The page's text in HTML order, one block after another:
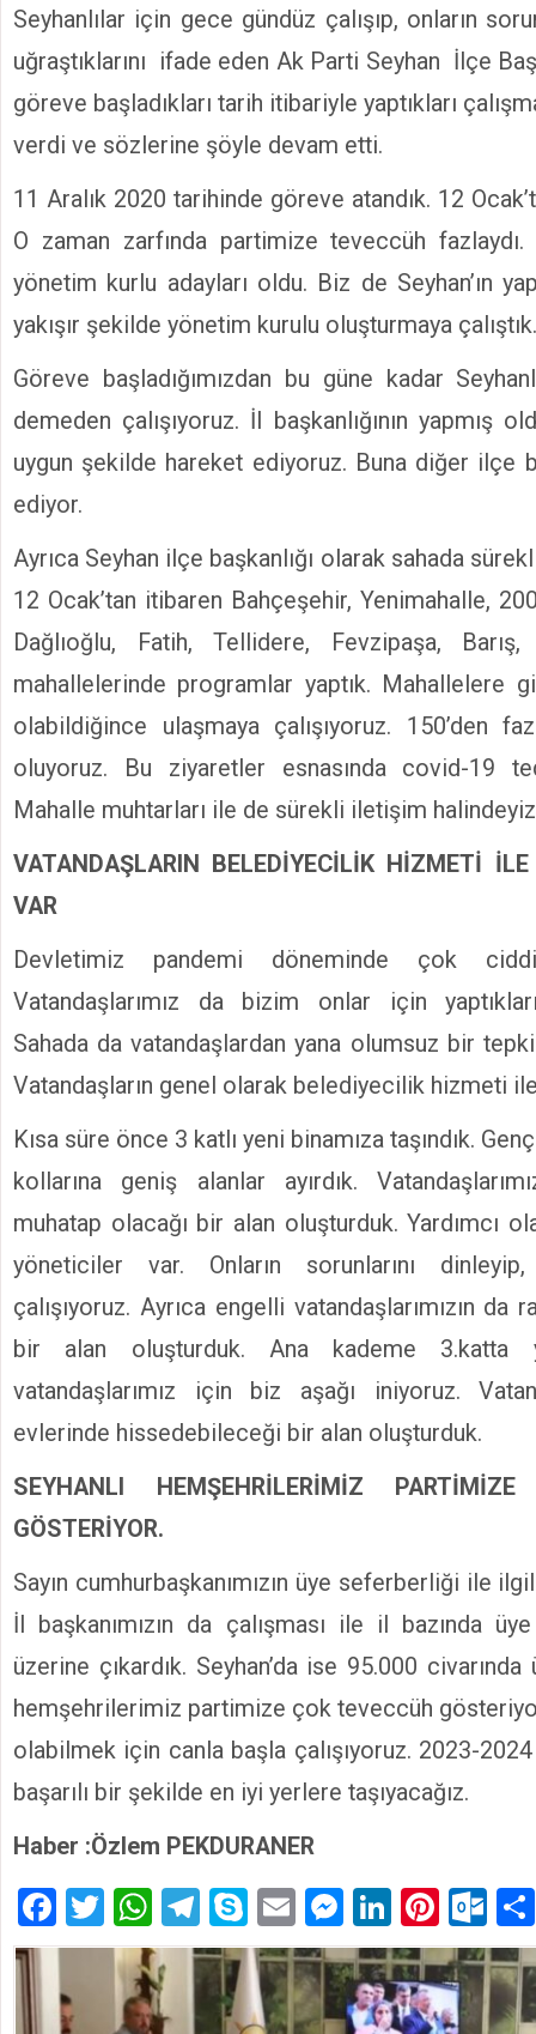
Seyhanlılar için gece gündüz çalışıp, onların
uğraştıklarını ifade eden Ak Parti Seyhan İlçe
göreve başladıkları tarih itibariyle yaptıkları
verdi ve sözlerine şöyle devam etti.
11 Aralık 2020 tarihinde göreve atandık. 12
O zaman zarfında partimize teveccüh
yönetim kurlu adayları oldu. Biz de Seyhan’ın
yakışır şekilde yönetim kurulu oluşturmaya çalıştık.
Göreve başladığımızdan bu güne kadar
demeden çalışıyoruz. İl başkanlığının yapmış
uygun şekilde hareket ediyoruz. Buna diğer ilçe
ediyor.
Ayrıca Seyhan ilçe başkanlığı olarak sahada
12 Ocak’tan itibaren Bahçeşehir, Yenimahalle,
Dağlıoğlu, Fatih, Tellidere, Fevzipaşa, Barış,
mahallelerinde programlar yaptık. Mahallelere
olabildiğince ulaşmaya çalışıyoruz. 150’den
oluyoruz. Bu ziyaretler esnasında covid-19
Mahalle muhtarları ile de sürekli iletişim
VATANDAŞLARIN BELEDİYECİLİK HİZMETİ
VAR
Devletimiz pandemi döneminde çok
Vatandaşlarımız da bizim onlar için
Sahada da vatandaşlardan yana olumsuz bir
Vatandaşların genel olarak belediyecilik hizmeti ile
Kısa süre önce 3 katlı yeni binamıza taşındık.
kollarına geniş alanlar ayırdık.
muhatap olacağı bir alan oluşturduk. Yardımcı
yöneticiler var. Onların sorunlarını
çalışıyoruz. Ayrıca engelli vatandaşlarımızın da
bir alan oluşturduk. Ana kademe 3.katta
vatandaşlarımız için biz aşağı iniyoruz.
evlerinde hissedebileceği bir alan oluşturduk.
SEYHANLI HEMŞEHRİLERİMİZ
GÖSTERİYOR.
Sayın cumhurbaşkanımızın üye seferberliği ile
İl başkanımızın da çalışması ile il bazında
üzerine çıkardık. Seyhan’da ise 95.000 civarında
hemşehrilerimiz partimize çok teveccüh
olabilmek için canla başla çalışıyoruz. 2023-2024
başarılı bir şekilde en iyi yerlere taşıyacağız.
Haber :Özlem PEKDURANER
Facebook
Twitter
WhatsApp
Telegram
SkypeEmailMessenger
LinkedIn